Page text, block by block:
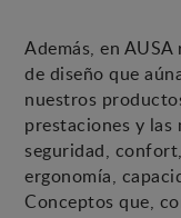
Además, en
de diseño que
nuestros
prestaciones y las
seguridad,
ergonomía,
Conceptos que,